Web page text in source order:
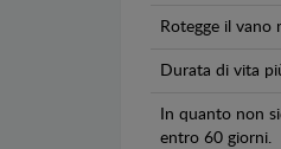
Rotegge il vano
Durata di vita
In quanto non
entro 60 giorni.